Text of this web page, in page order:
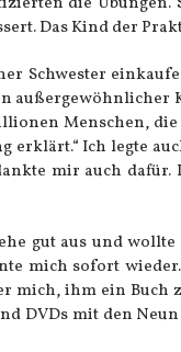
Das Kind der
Schwester
Menschen,
erklärt.“ Ich legte
mir auch
gut aus und
mich sofort
mich, ihm ein
DVDs mit den